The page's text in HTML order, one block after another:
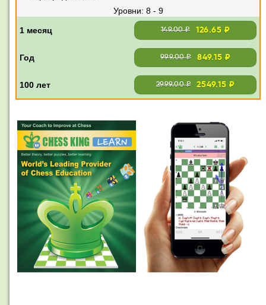
8 - 9
149.00 ₽ 126.65 ₽
999.00 ₽ 849.15 ₽
2999.00 ₽ 2549.15 ₽